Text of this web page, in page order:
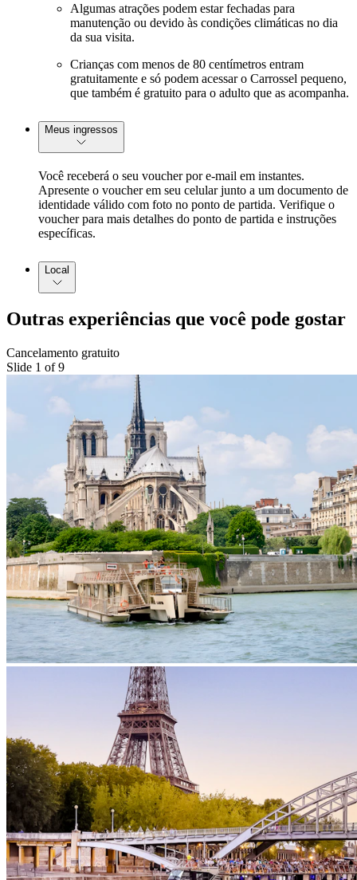
Algumas atrações podem estar fechadas para
manutenção ou devido às condições climáticas no dia
da sua visita.
Crianças com menos de 80 centímetros entram
gratuitamente e só podem acessar o Carrossel pequeno,
que também é gratuito para o adulto que as acompanha.
Meus ingressos
Você receberá o seu voucher por e-mail em instantes.
Apresente o voucher em seu celular junto a um documento de
identidade válido com foto no ponto de partida. Verifique o
voucher para mais detalhes do ponto de partida e instruções
específicas.
Local
Outras experiências que você pode gostar
Cancelamento gratuito
Slide 1 of 9